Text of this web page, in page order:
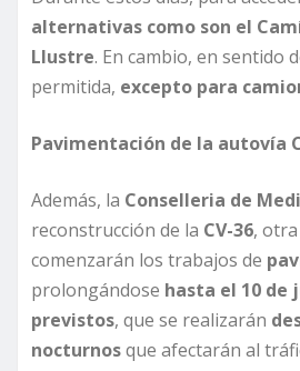
alternativas como son el
Llustre. En cambio, en sentido
permitida, excepto para
Pavimentación de la autovía
Además, la Conselleria de
reconstrucción de la CV-36,
comenzarán los trabajos de
prolongándose hasta el 10 de
previstos, que se realizarán
nocturnosque afectarán al